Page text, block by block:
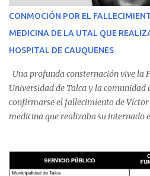
CONMOCIÓN POR EL
MEDICINA DE LA UTAL QUE
HOSPITAL DE CAUQUENES
Una profunda consternación vive la
Universidad de Talca y la comunidad
confirmarse el fallecimiento de Víctor
medicina que realizaba su internado
malestares físicos. Dada la
equipo médico determinó su